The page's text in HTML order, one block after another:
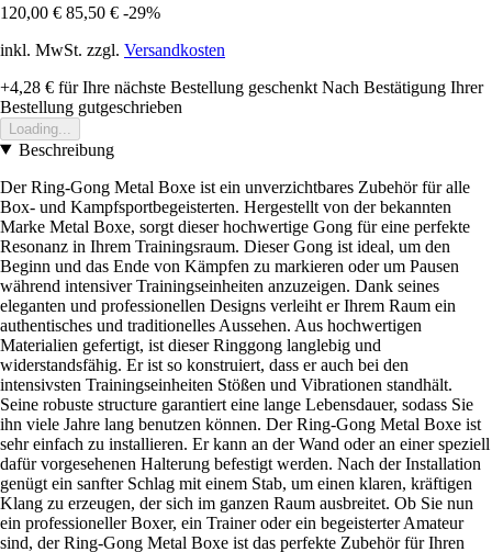
120,00 € 85,50 € -29%
inkl. MwSt. zzgl. Versandkosten
+4,28 € für Ihre nächste Bestellung geschenkt Nach Bestätigung Ihrer
Bestellung gutgeschrieben
Loading...
Beschreibung
Der Ring-Gong Metal Boxe ist ein unverzichtbares Zubehör für alle
Box- und Kampfsportbegeisterten. Hergestellt von der bekannten
Marke Metal Boxe, sorgt dieser hochwertige Gong für eine perfekte
Resonanz in Ihrem Trainingsraum. Dieser Gong ist ideal, um den
Beginn und das Ende von Kämpfen zu markieren oder um Pausen
während intensiver Trainingseinheiten anzuzeigen. Dank seines
eleganten und professionellen Designs verleiht er Ihrem Raum ein
authentisches und traditionelles Aussehen. Aus hochwertigen
Materialien gefertigt, ist dieser Ringgong langlebig und
widerstandsfähig. Er ist so konstruiert, dass er auch bei den
intensivsten Trainingseinheiten Stößen und Vibrationen standhält.
Seine robuste structure garantiert eine lange Lebensdauer, sodass Sie
ihn viele Jahre lang benutzen können. Der Ring-Gong Metal Boxe ist
sehr einfach zu installieren. Er kann an der Wand oder an einer speziell
dafür vorgesehenen Halterung befestigt werden. Nach der Installation
genügt ein sanfter Schlag mit einem Stab, um einen klaren, kräftigen
Klang zu erzeugen, der sich im ganzen Raum ausbreitet. Ob Sie nun
ein professioneller Boxer, ein Trainer oder ein begeisterter Amateur
sind, der Ring-Gong Metal Boxe ist das perfekte Zubehör für Ihren